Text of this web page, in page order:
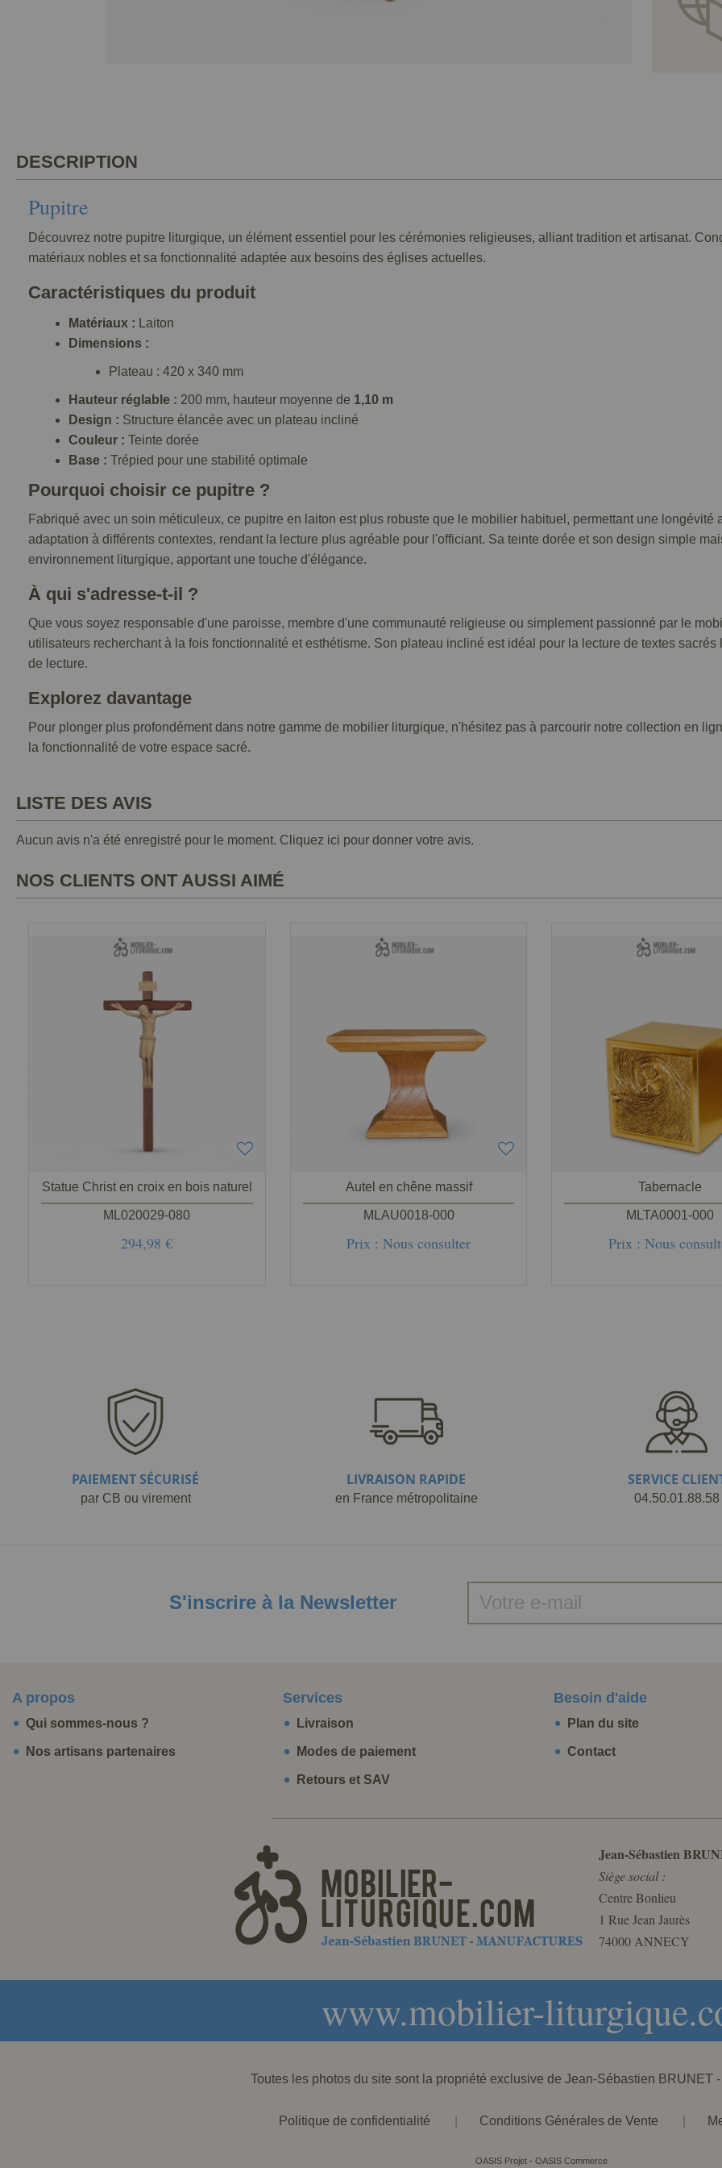
DESCRIPTION
Pupitre
Découvrez notre pupitre liturgique, un élément essentiel pour les cérémonies religieuses, alliant tradition et artisanat.
matériaux nobles et sa fonctionnalité adaptée aux besoins des églises actuelles.
Caractéristiques du produit
Matériaux : Laiton
Dimensions :
Plateau : 420 x 340 mm
Hauteur réglable : 200 mm, hauteur moyenne de 1,10 m
Design : Structure élancée avec un plateau incliné
Couleur : Teinte dorée
Base : Trépied pour une stabilité optimale
Pourquoi choisir ce pupitre ?
Fabriqué avec un soin méticuleux, ce pupitre en laiton est plus robuste que le mobilier habituel, permettant une
adaptation à différents contextes, rendant la lecture plus agréable pour l'officiant. Sa teinte dorée et son design simple
environnement liturgique, apportant une touche d'élégance.
À qui s'adresse-t-il ?
Que vous soyez responsable d'une paroisse, membre d'une communauté religieuse ou simplement passionné par le
utilisateurs recherchant à la fois fonctionnalité et esthétisme. Son plateau incliné est idéal pour la lecture de textes
de lecture.
Explorez davantage
Pour plonger plus profondément dans notre gamme de mobilier liturgique, n'hésitez pas à parcourir notre collection en
la fonctionnalité de votre espace sacré.
LISTE DES AVIS
Aucun avis n'a été enregistré pour le moment. Cliquez ici pour donner votre avis.
NOS CLIENTS ONT AUSSI AIMÉ
Statue Christ en croix en bois naturel
ML020029-080
294,98 €
Autel en chêne massif
MLAU0018-000
Prix : Nous consulter
Tabernacle
MLTA0001-000
Prix : Nous
PAIEMENT SÉCURISÉ
par CB ou virement
LIVRAISON RAPIDE
en France métropolitaine
SERVICE
04.50.01.88.58
S'inscrire à la Newsletter
A propos
Qui sommes-nous ?
Nos artisans partenaires
Services
Livraison
Modes de paiement
Retours et SAV
Besoin d'aide
Plan du site
Contact
Jean-Sébastien
Siège social :
Centre Bonlieu
1 Rue Jean Jaurès
74000 ANNECY
www.mobilier-
Toutes les photos du site sont la propriété exclusive de Jean-Sébastien BRUNET
Politique de confidentialité Conditions Générales de Vente
OASIS Projet - OASIS Commerce